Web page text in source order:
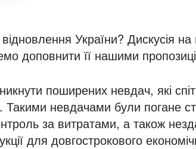
України? Дискусія
доповнити її нашими
поширених невдач, які
Такими невдачами були погане
за витратами, а також
для довгострокового